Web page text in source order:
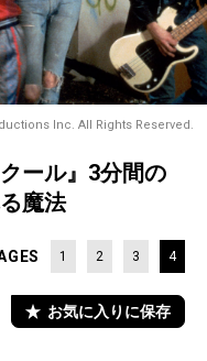
Inc. All Rights Reserved.
ール』3分間の
魔法
1 2 3 4
お気に入りに保存